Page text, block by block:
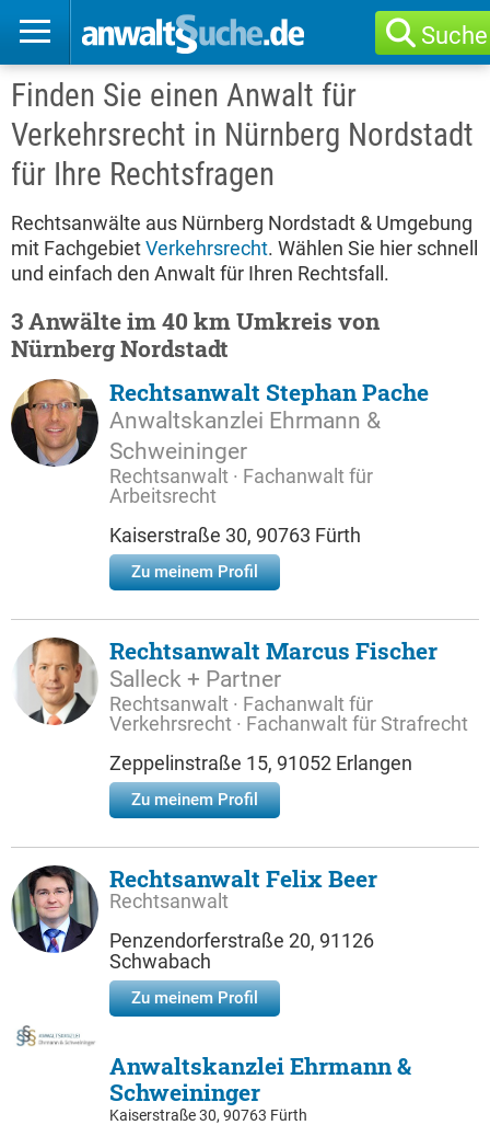
Suche
Finden Sie einen Anwalt für
Verkehrsrecht in Nürnberg Nordstadt
für Ihre Rechtsfragen
Rechtsanwälte aus Nürnberg Nordstadt & Umgebung
mit FachgebietVerkehrsrecht. Wählen Sie hier schnell
und einfach den Anwalt für Ihren Rechtsfall.
3 Anwälte im 40 km Umkreis von
Nürnberg Nordstadt
Rechtsanwalt Stephan Pache
Anwaltskanzlei Ehrmann &
Schweininger
Rechtsanwalt · Fachanwalt für
Arbeitsrecht
Kaiserstraße 30, 90763 Fürth
Zu meinem Profil
Rechtsanwalt Marcus Fischer
Salleck + Partner
Rechtsanwalt · Fachanwalt für
Verkehrsrecht · Fachanwalt für Strafrecht
Zeppelinstraße 15, 91052 Erlangen
Zu meinem Profil
Rechtsanwalt Felix Beer
Rechtsanwalt
Penzendorferstraße 20, 91126
Schwabach
Zu meinem Profil
Anwaltskanzlei Ehrmann &
Schweininger
Kaiserstraße 30, 90763 Fürth